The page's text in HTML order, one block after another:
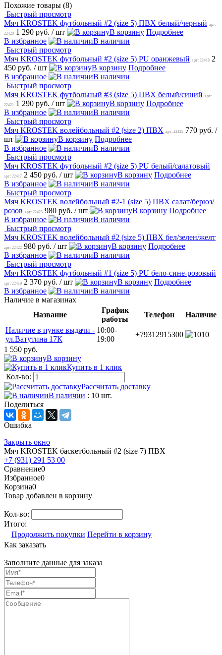
Похожие товары (8)
Быстрый просмотр
Мяч KROSTEK футбольный #2 (size 5) ПВХ белый/черный арт:
22420 1 290 руб. / шт В корзину Подробнее
В избранное
В наличии
Быстрый просмотр
Мяч KROSTEK футбольный #2 (size 5) PU оранжевый арт: 22418 2
450 руб. / шт В корзину Подробнее
В избранное
В наличии
Быстрый просмотр
Мяч KROSTEK футбольный #3 (size 5) ПВХ белый/синий арт:
22421 1 290 руб. / шт В корзину Подробнее
В избранное
В наличии
Быстрый просмотр
Мяч KROSTEK волейбольный #2 (size 2) ПВХ арт: 22425 770 руб. /
шт
В корзину Подробнее
В избранное
В наличии
Быстрый просмотр
Мяч KROSTEK футбольный #2 (size 5) PU белый/салатовый
арт: 22417 2 450 руб. / шт В корзину Подробнее
В избранное
В наличии
Быстрый просмотр
Мяч KROSTEK волейбольный #2-1 (size 5) ПВХ салат/берюз/
розов арт: 22423 980 руб. / шт В корзину Подробнее
В избранное
В наличии
Быстрый просмотр
Мяч KROSTEK волейбольный #2 (size 5) ПВХ бел/зелен/желт
арт: 22422 980 руб. / шт В корзину Подробнее
В избранное
В наличии
Быстрый просмотр
Мяч KROSTEK футбольный #1 (size 5) PU бело-сине-розовый
арт: 22419 2 370 руб. / шт В корзину Подробнее
В избранное
В наличии
Наличие в магазинах
Название
График
работы
Телефон
Наличие
Наличие в пунке выдачи -
ул.Ватутина 17К
10:00-
19:00
+79312915300
10
1 550 руб.
В корзину
Купить в 1 клик
Кол-во:
Рассчитать доставку
В наличии : 10 шт.
Поделиться
Ошибка
Закрыть окно
Мяч KROSTEK баскетбольный #2 (size 7) ПВХ
+7 (931) 291 53 00
Сравнение0
Избранное0
Корзина0
Товар добавлен в корзину
Кол-во:
Итого:
Продолжить покупки Перейти в корзину
Как заказать
Заполните данные для заказа